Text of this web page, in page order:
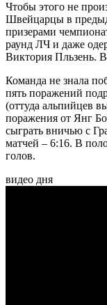
Чтобы этого не
Швейцарцы в
призерами
раунд ЛЧ и даже
Виктория Пльзень.
Команда не знала
пять поражений
(оттуда альпийцев
поражения от Янг
сыграть вничью с
матчей – 6:16. В
голов.
видео дня